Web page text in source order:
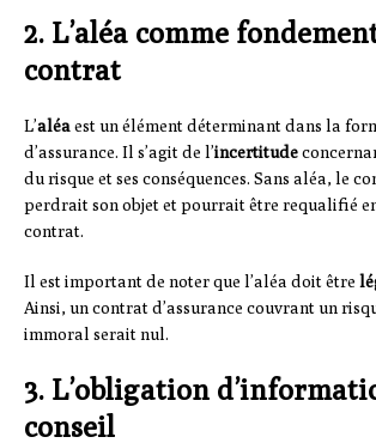
2. L’aléa comme
contrat
L’aléaest un élément déterminant dans la
d’assurance. Il s’agit de l’incertitude
du risque et ses conséquences. Sans aléa, le
perdrait son objet et pourrait être requalifié
contrat.
Il est important de noter que l’aléa doit être
Ainsi, un contrat d’assurance couvrant un
immoral serait nul.
3. L’obligation
conseil